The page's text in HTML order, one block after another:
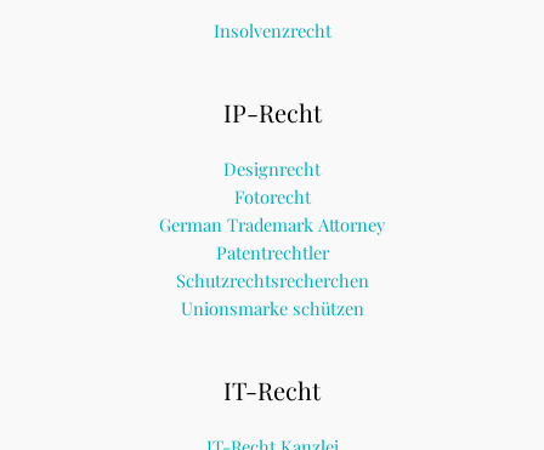
Insolvenzrecht
IP-Recht
Designrecht
Fotorecht
German Trademark Attorney
Patentrechtler
Schutzrechtsrecherchen
Unionsmarke schützen
IT-Recht